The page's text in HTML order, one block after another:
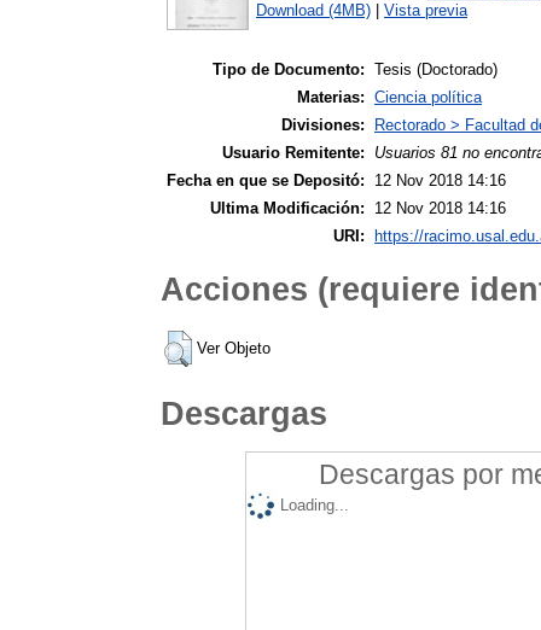
Download (4MB)
Vista previa
Tipo de Documento: Tesis (Doctorado)
Materias: Ciencia política
Divisiones:
Rectorado > Facultad
Usuario Remitente:
Usuarios 81 no
Fecha en que se Depositó:
12 Nov 2018 14:16
Ultima Modificación:
12 Nov 2018 14:16
URI:
https://
Acciones (requiere
Ver Objeto
Descargas
Descargas por
Loading...